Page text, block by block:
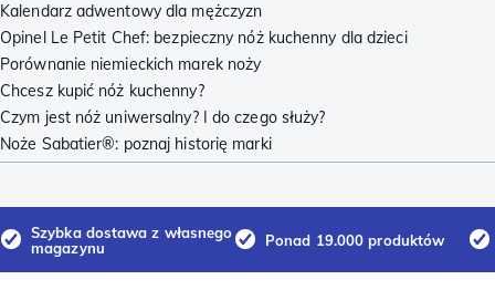
Kalendarz adwentowy dla mężczyzn
Opinel Le Petit Chef: bezpieczny nóż kuchenny dla dzieci
Porównanie niemieckich marek noży
Chcesz kupić nóż kuchenny?
Czym jest nóż uniwersalny? I do czego służy?
Noże Sabatier®: poznaj historię marki
Szybka dostawa z własnego
magazynu
Ponad 19.000 produktów